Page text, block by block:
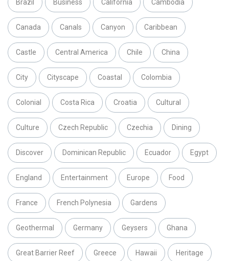
Brazil Business California Cambodia
Canada Canals Canyon Caribbean
Castle Central America Chile China
City Cityscape Coastal Colombia
Colonial Costa Rica Croatia Cultural
Culture Czech Republic Czechia Dining
Discover Dominican Republic Ecuador Egypt
England Entertainment Europe Food
France French Polynesia Gardens
Geothermal Germany Geysers Ghana
Great Barrier Reef Greece Hawaii Heritage